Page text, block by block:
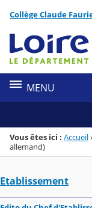
Menu de la
Contenu
Collège Claude
MENU
Vous êtes ici : Accueil›
allemand)
Etablissement